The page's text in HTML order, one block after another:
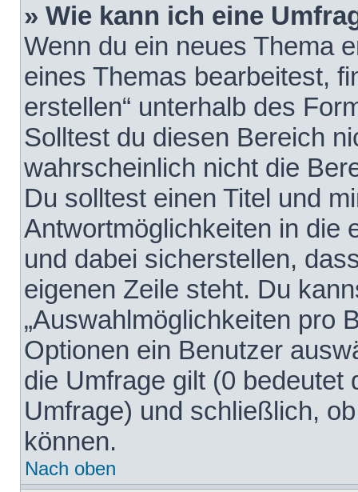
» Wie kann ich eine
Wenn du ein neues Thema
eines Themas bearbeitest,
erstellen“ unterhalb des
Solltest du diesen Bereich
wahrscheinlich nicht die
Du solltest einen Titel und
Antwortmöglichkeiten in die
und dabei sicherstellen,
eigenen Zeile steht. Du
„Auswahlmöglichkeiten pro
Optionen ein Benutzer
die Umfrage gilt (0 bedeutet
Umfrage) und schließlich,
können.
Nach oben